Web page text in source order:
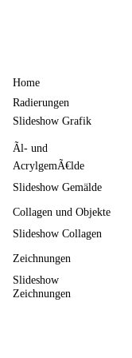
Home
Radierungen
Slideshow Grafik
Ãl- und
AcrylgemÃ€lde
Slideshow Gemälde
Collagen und Objekte
Slideshow Collagen
Zeichnungen
Slideshow
Zeichnungen